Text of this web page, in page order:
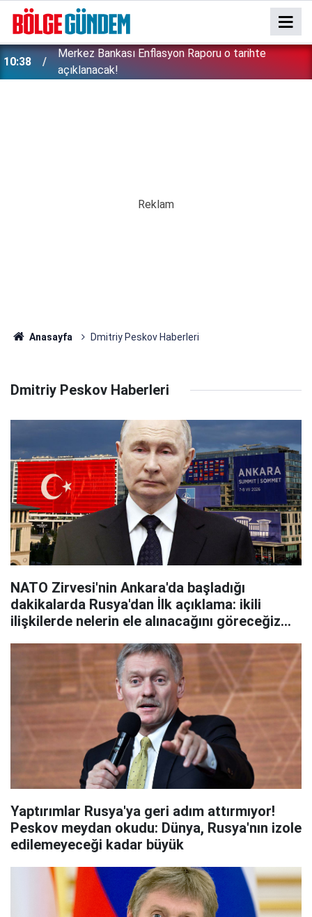
10:20
Emekliler dört gözle bekliyordu: Fark ödemeleri
hesaplara yatırıldı!
Anasayfa Dmitriy Peskov Haberleri
Dmitriy Peskov Haberleri
NATO Zirvesi'nin Ankara'da başladığı
dakikalarda Rusya'dan İlk açıklama: ikili
ilişkilerde nelerin ele alınacağını göreceğiz...
Yaptırımlar Rusya'ya geri adım attırmıyor!
Peskov meydan okudu: Dünya, Rusya'nın izole
edilemeyeceği kadar büyük